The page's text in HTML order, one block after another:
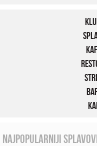
najpopularniji